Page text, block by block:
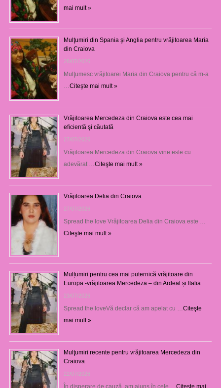
mai mult »
Mulţumiri din Spania şi Anglia pentru vrăjitoarea Maria
din Craiova
28/07/2026
Mulţumesc vrăjitoarei Maria din Craiova pentru că m-a
…Citeşte mai mult »
Vrăjitoarea Mercedeza din Craiova este cea mai
eficientă şi căutată
27/07/2026
Vrăjitoarea Mercedeza din Craiova vine este cu
adevărat …Citeşte mai mult »
Vrăjitoarea Delia din Craiova
27/07/2026
Spread the love Vrăjitoarea Delia din Craiova este …
Citeşte mai mult »
Mulțumiri pentru cea mai puternică vrăjitoare din
Europa -vrăjitoarea Mercedeza – din Ardeal și Italia
23/07/2026
Spread the loveVă declar că am apelat cu …Citeşte
mai mult »
Mulţumiri recente pentru vrăjitoarea Mercedeza din
Craiova
22/07/2026
În disperare de cauză, am ajuns în cele …Citeşte mai